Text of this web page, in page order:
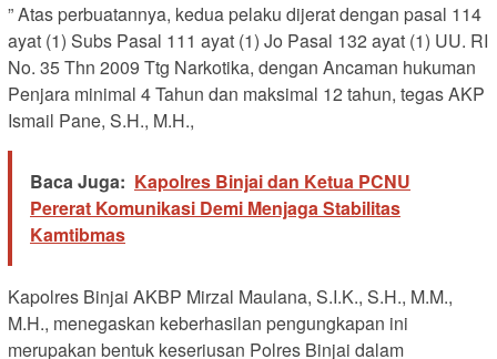
” Atas perbuatannya, kedua pelaku dijerat dengan pasal 114
ayat (1) Subs Pasal 111 ayat (1) Jo Pasal 132 ayat (1) UU. RI
No. 35 Thn 2009 Ttg Narkotika, dengan Ancaman hukuman
Penjara minimal 4 Tahun dan maksimal 12 tahun, tegas AKP
Ismail Pane, S.H., M.H.,
Baca Juga: Kapolres Binjai dan Ketua PCNU
Pererat Komunikasi Demi Menjaga Stabilitas
Kamtibmas
Kapolres Binjai AKBP Mirzal Maulana, S.I.K., S.H., M.M.,
M.H., menegaskan keberhasilan pengungkapan ini
merupakan bentuk keseriusan Polres Binjai dalam